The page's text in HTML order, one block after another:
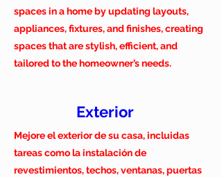
incluir todo, desde la instalación de
de carpintería, pintura y electricidad
Exterior
Mejore el exterior de su casa, incluidas
tareas como la instalación de
revestimientos, techos, ventanas, puertas
spaces in a home by updating layouts,
appliances, fixtures, and finishes, creating
spaces that are stylish, efficient, and
tailored to the homeowner’s needs.